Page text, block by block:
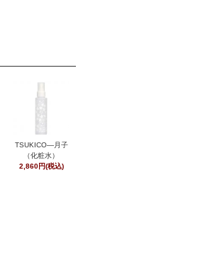
TSUKICO―月子
（化粧水）
2,860円(税込)